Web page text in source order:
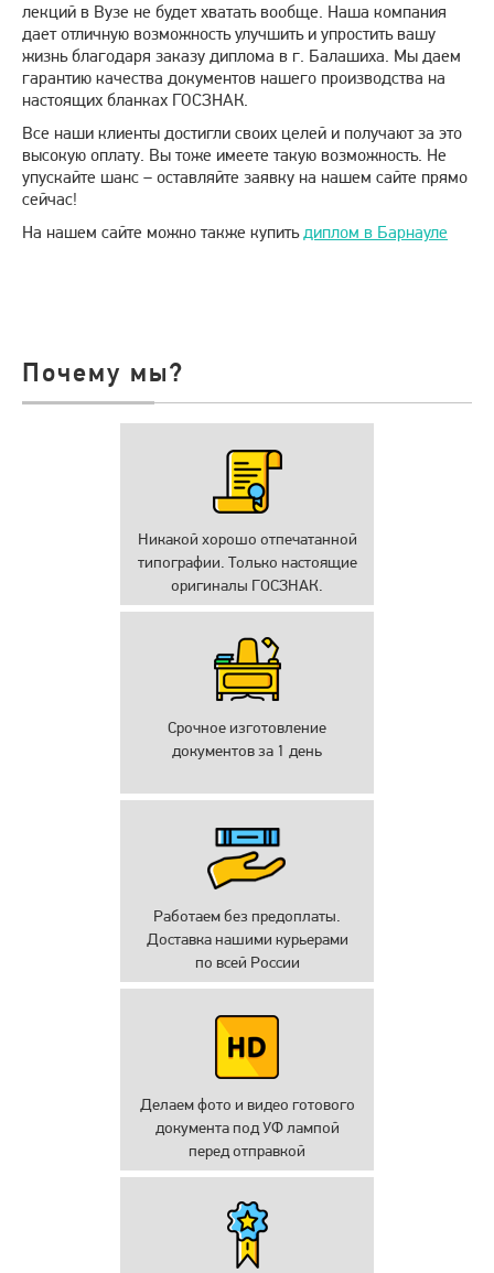
лекций в Вузе не будет хватать вообще. Наша компания
дает отличную возможность улучшить и упростить вашу
жизнь благодаря заказу диплома в г. Балашиха. Мы даем
гарантию качества документов нашего производства на
настоящих бланках ГОСЗНАК.
Все наши клиенты достигли своих целей и получают за это
высокую оплату. Вы тоже имеете такую возможность. Не
упускайте шанс – оставляйте заявку на нашем сайте прямо
сейчас!
На нашем сайте можно также купитьдиплом в Барнауле
Почему мы?
Никакой хорошо отпечатанной
типографии. Только настоящие
оригиналы ГОСЗНАК.
Срочное изготовление
документов за 1 день
Работаем без предоплаты.
Доставка нашими курьерами
по всей России
Делаем фото и видео готового
документа под УФ лампой
перед отправкой